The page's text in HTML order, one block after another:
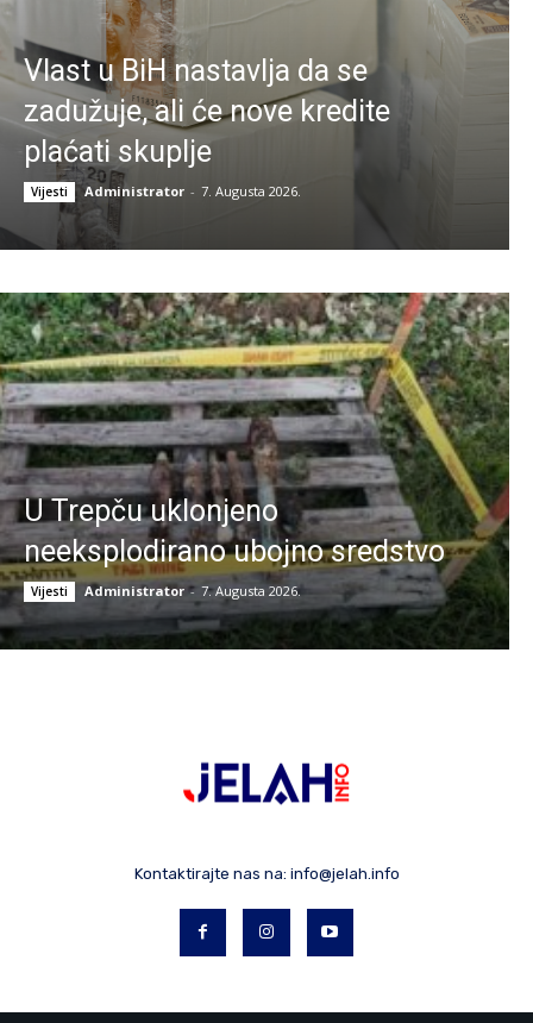
Vlast u BiH nastavlja da se
zadužuje, ali će nove kredite
plaćati skuplje
Vijesti Administrator - 7. Augusta 2026.
U Trepču uklonjeno
neeksplodirano ubojno sredstvo
Vijesti Administrator - 7. Augusta 2026.
Kontaktirajte nas na: info@jelah.info